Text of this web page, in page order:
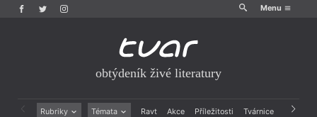
Menu
obtýdeník živé literatury
Rubriky Témata Ravt Akce Příležitosti Tvárnice Archiv